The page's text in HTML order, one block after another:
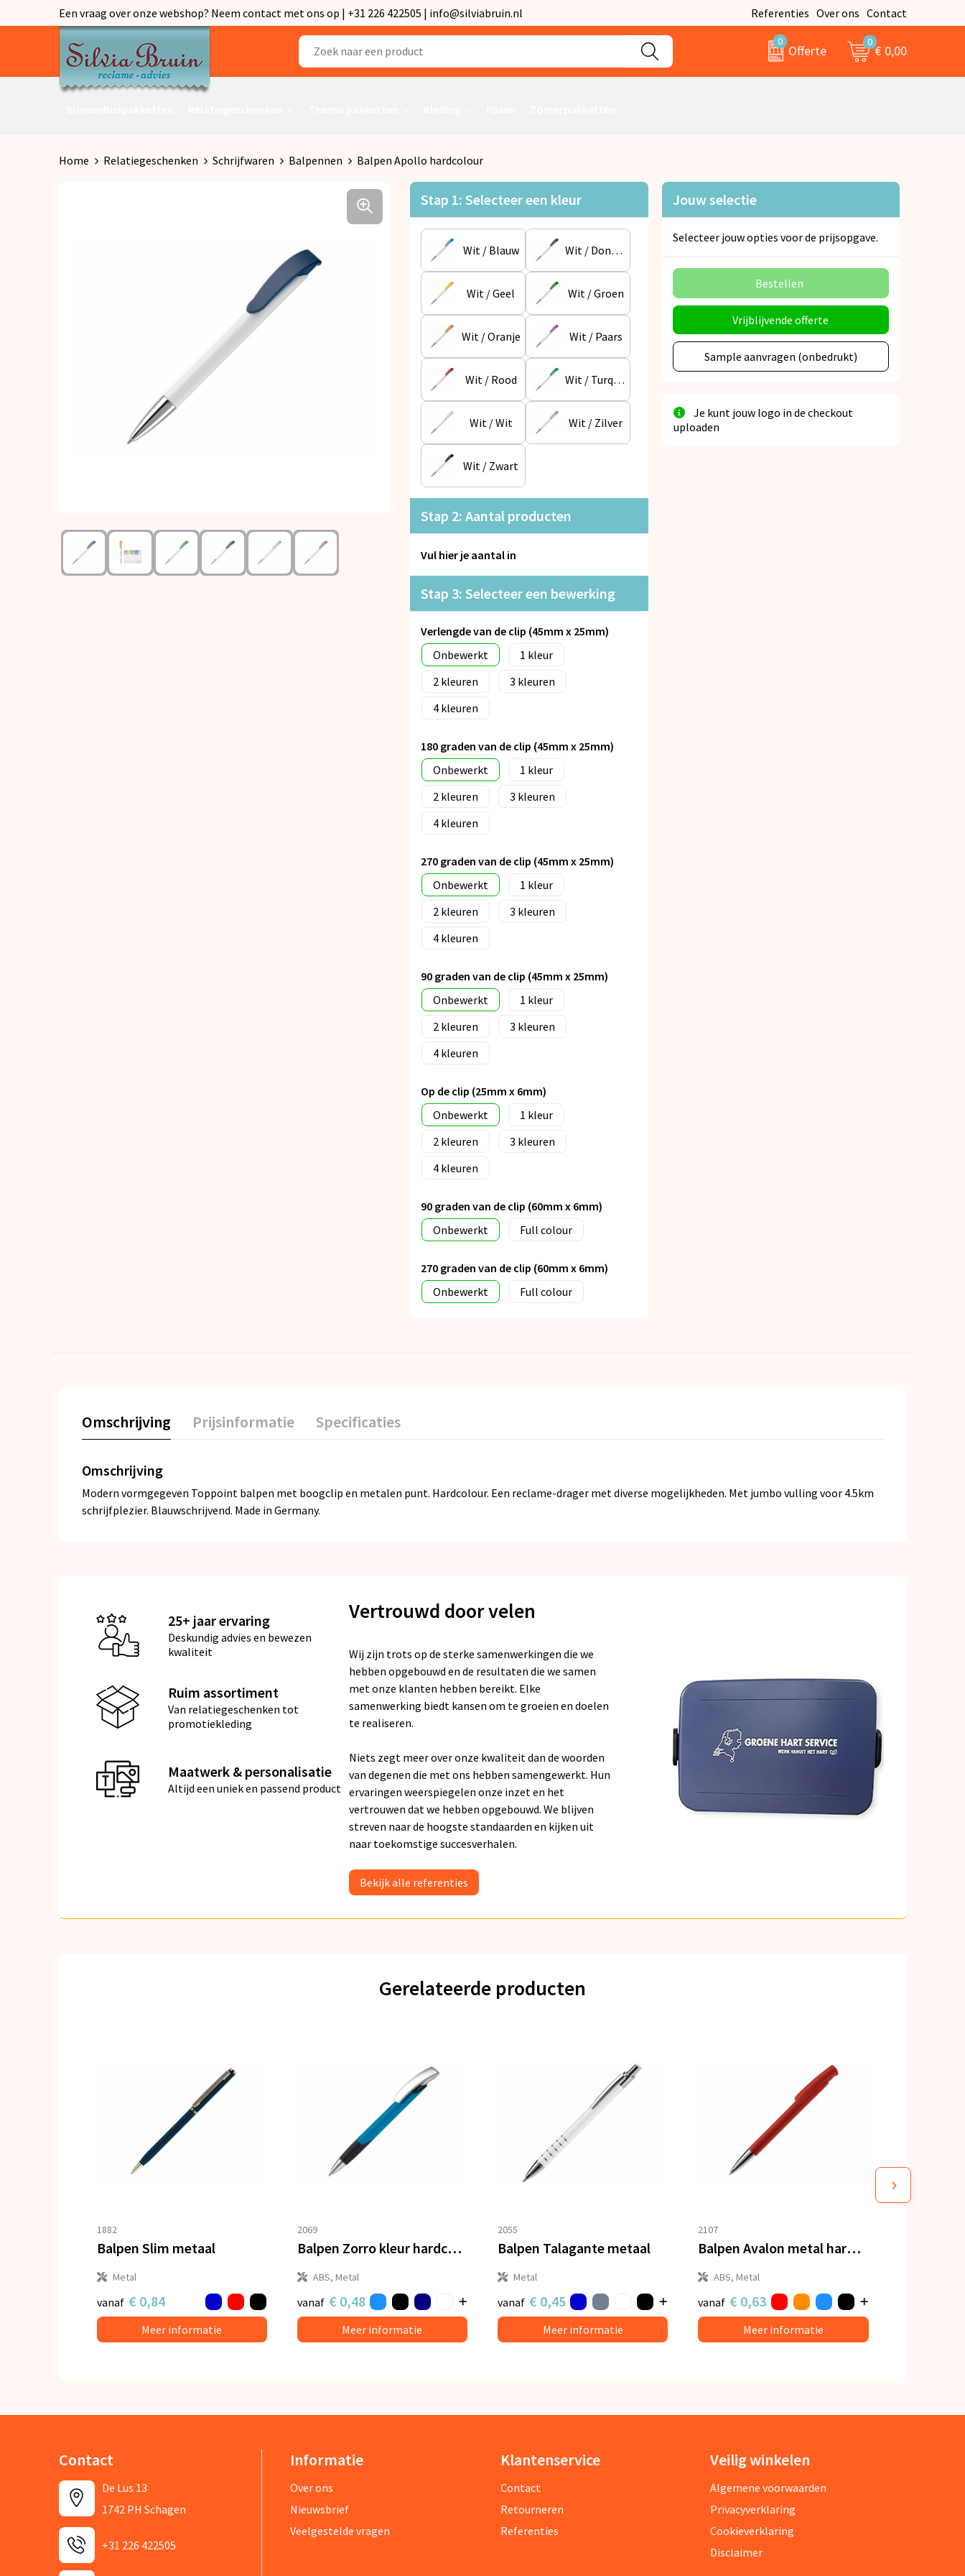
Een vraag over onze webshop? Neem contact met ons op | +31 226 422505 | info@silviabruin.nl Referenties Over ons Contact
0
Offerte
0
€ 0,00
Home Relatiegeschenken Schrijfwaren Balpennen Balpen Apollo hardcolour
Stap 1: Selecteer een kleur
Wit / Blauw Wit / Donkerblauw
Wit / Geel Wit / Groen
Wit / Oranje Wit / Paars
Wit / Rood Wit / Turquoise
Wit / Wit Wit / Zilver
Wit / Zwart
Stap 2: Aantal producten
Vul hier je aantal in
Stap 3: Selecteer een bewerking
Verlengde van de clip (45mm x 25mm)
Onbewerkt
1
2
3
4
180 graden van de clip (45mm x 25mm)
Onbewerkt
1
2
3
4
270 graden van de clip (45mm x 25mm)
Onbewerkt
1
2
3
4
90 graden van de clip (45mm x 25mm)
Onbewerkt
1
2
3
4
Op de clip (25mm x 6mm)
Onbewerkt
1
2
3
4
90 graden van de clip (60mm x 6mm)
Onbewerkt
Full colour
270 graden van de clip (60mm x 6mm)
Onbewerkt
Full colour
Jouw selectie
Selecteer jouw opties voor de prijsopgave.
Bestellen
Vrijblijvende offerte
Sample aanvragen (onbedrukt)
Je kunt jouw logo in de checkout
uploaden
Omschrijving Prijsinformatie Specificaties
Omschrijving
Modern vormgegeven Toppoint balpen met boogclip en metalen punt. Hardcolour. Een reclame-drager met diverse mogelijkheden. Met jumbo vulling voor 4.5km
schrijfplezier. Blauwschrijvend. Made in Germany.
25+ jaar ervaring
Deskundig advies en bewezen
kwaliteit
Ruim assortiment
Van relatiegeschenken tot
promotiekleding
Maatwerk & personalisatie
Altijd een uniek en passend product
Vertrouwd door velen
Wij zijn trots op de sterke samenwerkingen die we
hebben opgebouwd en de resultaten die we samen
met onze klanten hebben bereikt. Elke
samenwerking biedt kansen om te groeien en doelen
te realiseren.
Niets zegt meer over onze kwaliteit dan de woorden
van degenen die met ons hebben samengewerkt. Hun
ervaringen weerspiegelen onze inzet en het
vertrouwen dat we hebben opgebouwd. We blijven
streven naar de hoogste standaarden en kijken uit
naar toekomstige succesverhalen.
Bekijk alle referenties
Gerelateerde producten
1882
Balpen Slim metaal
Metal
vanaf € 0,84
Meer informatie
2069
Balpen Zorro kleur hardcolour
ABS, Metal
vanaf € 0,48
Meer informatie
2055
Balpen Talagante metaal
Metal
vanaf € 0,45
Meer informatie
2107
Balpen Avalon metal hardcolour
ABS, Metal
vanaf € 0,63
Meer informatie
Contact
De Lus 13
1742 PH Schagen
+31 226 422505
Informatie
Over ons
Nieuwsbrief
Veelgestelde vragen
Klantenservice
Contact
Retourneren
Referenties
Veilig winkelen
Algemene voorwaarden
Privacyverklaring
Cookieverklaring
Disclaimer